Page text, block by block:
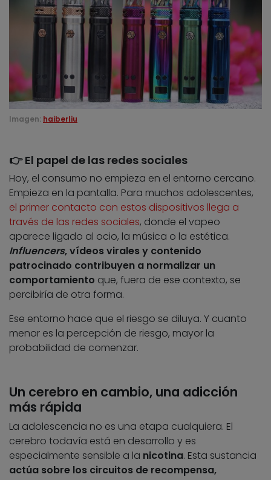
Imagen: haiberliu
👉 El papel de las redes sociales
Hoy, el consumo no empieza en el entorno cercano.
Empieza en la pantalla. Para muchos adolescentes,
el primer contacto con estos dispositivos llega a
través de las redes sociales, donde el vapeo
aparece ligado al ocio, la música o la estética.
Influencers, vídeos virales y contenido
patrocinado contribuyen a normalizar un
comportamiento que, fuera de ese contexto, se
percibiría de otra forma.
Ese entorno hace que el riesgo se diluya. Y cuanto
menor es la percepción de riesgo, mayor la
probabilidad de comenzar.
Un cerebro en cambio, una adicción
más rápida
La adolescencia no es una etapa cualquiera. El
cerebro todavía está en desarrollo y es
especialmente sensible a la nicotina. Esta sustancia
actúa sobre los circuitos de recompensa,